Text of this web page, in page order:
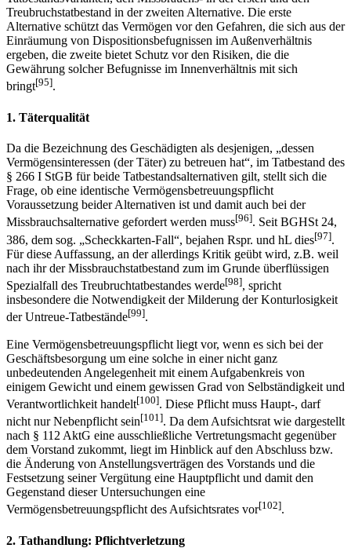
Treubruchstatbestand in der zweiten Alternative. Die erste
Alternative schützt das Vermögen vor den Gefahren, die sich aus der
Einräumung von Dispositionsbefugnissen im Außenverhältnis
ergeben, die zweite bietet Schutz vor den Risiken, die die
Gewährung solcher Befugnisse im Innenverhältnis mit sich
bringt[95].
1. Täterqualität
Da die Bezeichnung des Geschädigten als desjenigen, „dessen
Vermögensinteressen (der Täter) zu betreuen hat“, im Tatbestand des
§ 266 I StGB für beide Tatbestandsalternativen gilt, stellt sich die
Frage, ob eine identische Vermögensbetreuungspflicht
Voraussetzung beider Alternativen ist und damit auch bei der
Missbrauchsalternative gefordert werden muss[96]. Seit BGHSt 24,
386, dem sog. „Scheckkarten-Fall“, bejahen Rspr. und hL dies[97].
Für diese Auffassung, an der allerdings Kritik geübt wird, z.B. weil
nach ihr der Missbrauchstatbestand zum im Grunde überflüssigen
Spezialfall des Treubruchtatbestandes werde[98], spricht
insbesondere die Notwendigkeit der Milderung der Konturlosigkeit
der Untreue-Tatbestände[99].
Eine Vermögensbetreuungspflicht liegt vor, wenn es sich bei der
Geschäftsbesorgung um eine solche in einer nicht ganz
unbedeutenden Angelegenheit mit einem Aufgabenkreis von
einigem Gewicht und einem gewissen Grad von Selbständigkeit und
Verantwortlichkeit handelt[100]. Diese Pflicht muss Haupt-, darf
nicht nur Nebenpflicht sein[101]. Da dem Aufsichtsrat wie dargestellt
nach § 112 AktG eine ausschließliche Vertretungsmacht gegenüber
dem Vorstand zukommt, liegt im Hinblick auf den Abschluss bzw.
die Änderung von Anstellungsverträgen des Vorstands und die
Festsetzung seiner Vergütung eine Hauptpflicht und damit den
Gegenstand dieser Untersuchungen eine
Vermögensbetreuungspflicht des Aufsichtsrates vor[102].
2. Tathandlung: Pflichtverletzung